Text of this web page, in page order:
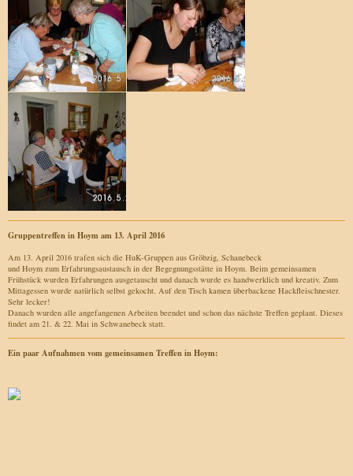
Gruppentreffen in Hoym am 13. April 2016
Am 13. April 2016 trafen sich die HuK-Gruppen aus Gröbzig, Schanebeck
und Hoym zum Erfahrungsaustausch in der Begegnungsstätte in Hoym. Beim gemeinsamen
Frühstück wurden Erfahrungen ausgetauscht und danach wurde es handwerklich und kreativ. Zum
Mittagessen wurde natürlich selbst gekocht. Auf den Tisch kamen überbackene Hackfleischnester.
Sehr lecker!
Danach wurden alle angefangenen Arbeiten beendet und schon das nächste Treffen geplant. Dieses
findet am 21. & 22. Mai in Schwanebeck statt.
Ein paar Aufnahmen vom gemeinsamen Treffen in Hoym: